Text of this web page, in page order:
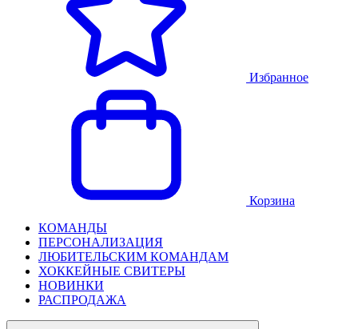
Избранное
Корзина
КОМАНДЫ
ПЕРСОНАЛИЗАЦИЯ
ЛЮБИТЕЛЬСКИМ КОМАНДАМ
ХОККЕЙНЫЕ СВИТЕРЫ
НОВИНКИ
РАСПРОДАЖА